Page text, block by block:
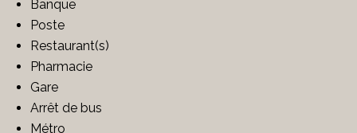
Banque
Poste
Restaurant(s)
Pharmacie
Gare
Arrêt de bus
Métro